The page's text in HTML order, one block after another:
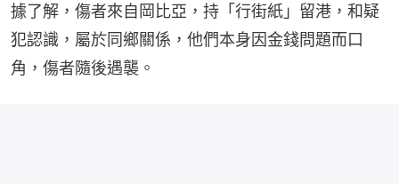
據了解，傷者來自岡比亞，持「行街紙」留港，和疑
犯認識，屬於同鄉關係，他們本身因金錢問題而口
角，傷者隨後遇襲。